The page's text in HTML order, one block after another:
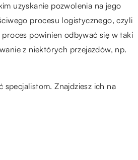
uzyskanie pozwolenia na jego
procesu logistycznego, czyli
powinien odbywać się w taki
z niektórych przejazdów, np.
Znajdziesz ich na